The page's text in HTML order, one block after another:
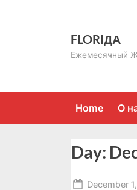
FLORIДА
Ежемесячный
Home О
Day:
Posted
December